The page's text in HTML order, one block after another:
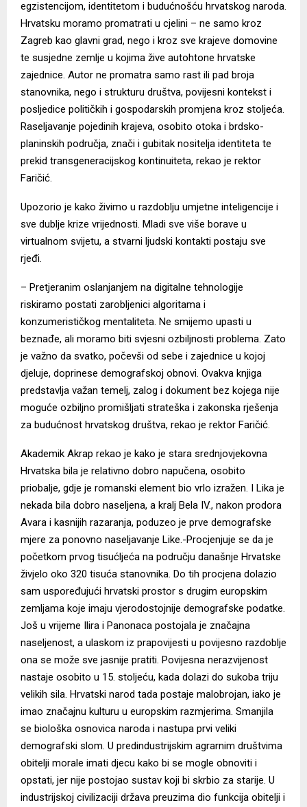
egzistencijom, identitetom i budućnošću hrvatskog naroda.
Hrvatsku moramo promatrati u cjelini – ne samo kroz
Zagreb kao glavni grad, nego i kroz sve krajeve domovine
te susjedne zemlje u kojima žive autohtone hrvatske
zajednice. Autor ne promatra samo rast ili pad broja
stanovnika, nego i strukturu društva, povijesni kontekst i
posljedice političkih i gospodarskih promjena kroz stoljeća.
Raseljavanje pojedinih krajeva, osobito otoka i brdsko-
planinskih područja, znači i gubitak nositelja identiteta te
prekid transgeneracijskog kontinuiteta, rekao je rektor
Faričić.
Upozorio je kako živimo u razdoblju umjetne inteligencije i
sve dublje krize vrijednosti. Mladi sve više borave u
virtualnom svijetu, a stvarni ljudski kontakti postaju sve
rjeđi.
– Pretjeranim oslanjanjem na digitalne tehnologije
riskiramo postati zarobljenici algoritama i
konzumerističkog mentaliteta. Ne smijemo upasti u
beznađe, ali moramo biti svjesni ozbiljnosti problema. Zato
je važno da svatko, počevši od sebe i zajednice u kojoj
djeluje, doprinese demografskoj obnovi. Ovakva knjiga
predstavlja važan temelj, zalog i dokument bez kojega nije
moguće ozbiljno promišljati strateška i zakonska rješenja
za budućnost hrvatskog društva, rekao je rektor Faričić.
Akademik Akrap rekao je kako je stara srednjovjekovna
Hrvatska bila je relativno dobro napučena, osobito
priobalje, gdje je romanski element bio vrlo izražen. I Lika je
nekada bila dobro naseljena, a kralj Bela IV., nakon prodora
Avara i kasnijih razaranja, poduzeo je prve demografske
mjere za ponovno naseljavanje Like.-Procjenjuje se da je
početkom prvog tisućljeća na području današnje Hrvatske
živjelo oko 320 tisuća stanovnika. Do tih procjena dolazio
sam uspoređujući hrvatski prostor s drugim europskim
zemljama koje imaju vjerodostojnije demografske podatke.
Još u vrijeme Ilira i Panonaca postojala je značajna
naseljenost, a ulaskom iz prapovijesti u povijesno razdoblje
ona se može sve jasnije pratiti. Povijesna nerazvijenost
nastaje osobito u 15. stoljeću, kada dolazi do sukoba triju
velikih sila. Hrvatski narod tada postaje malobrojan, iako je
imao značajnu kulturu u europskim razmjerima. Smanjila
se biološka osnovica naroda i nastupa prvi veliki
demografski slom. U predindustrijskim agrarnim društvima
obitelji morale imati djecu kako bi se mogle obnoviti i
opstati, jer nije postojao sustav koji bi skrbio za starije. U
industrijskoj civilizaciji država preuzima dio funkcija obitelji i